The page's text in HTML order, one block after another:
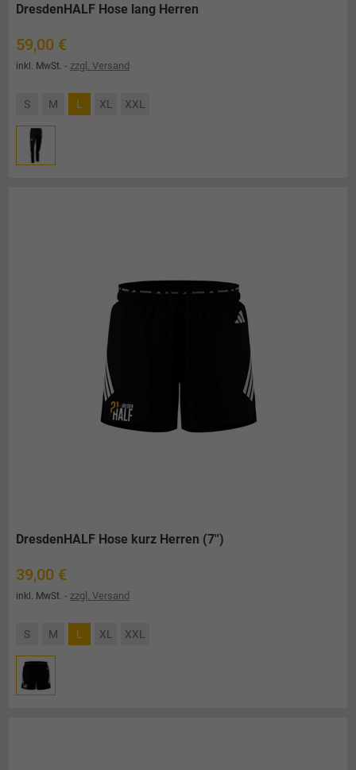
DresdenHALF Hose lang Herren
Preis
59,00 €
inkl. MwSt. zzgl. Versand
S M L XL XXL
DresdenHALF Hose kurz Herren (7'')
Preis
39,00 €
inkl. MwSt. zzgl. Versand
S M L XL XXL